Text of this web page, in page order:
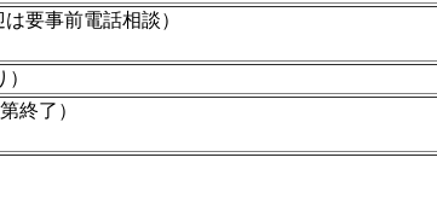
要事前電話相談）
終了）